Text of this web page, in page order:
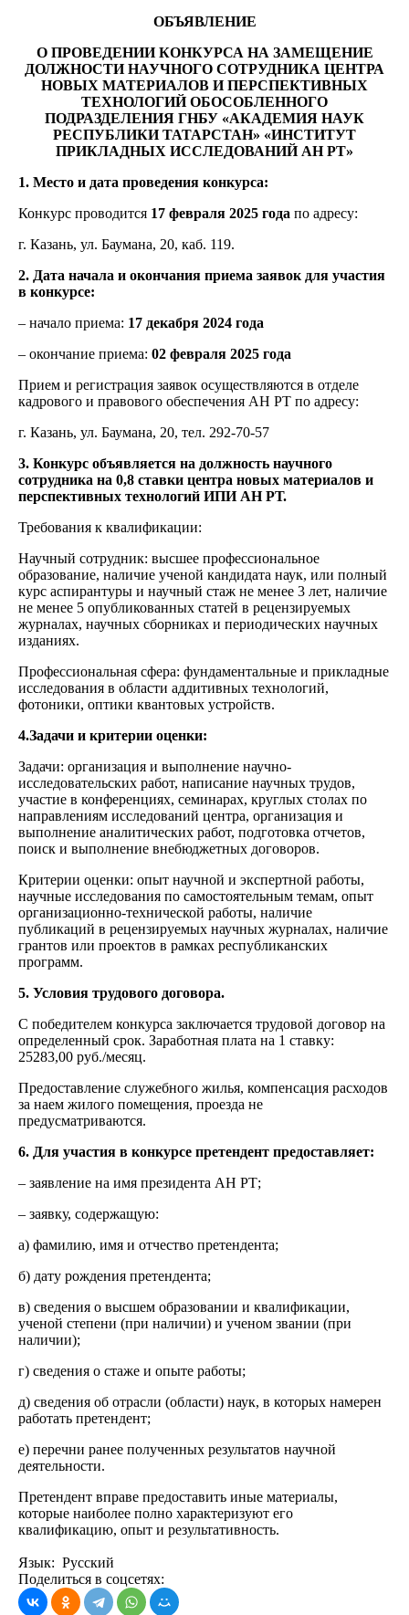
ОБЪЯВЛЕНИЕ
О ПРОВЕДЕНИИ КОНКУРСА НА ЗАМЕЩЕНИЕ
ДОЛЖНОСТИ НАУЧНОГО СОТРУДНИКА ЦЕНТРА
НОВЫХ МАТЕРИАЛОВ И ПЕРСПЕКТИВНЫХ
ТЕХНОЛОГИЙ ОБОСОБЛЕННОГО
ПОДРАЗДЕЛЕНИЯ ГНБУ «АКАДЕМИЯ НАУК
РЕСПУБЛИКИ ТАТАРСТАН» «ИНСТИТУТ
ПРИКЛАДНЫХ ИССЛЕДОВАНИЙ АН РТ»
1. Место и дата проведения конкурса:
Конкурс проводится 17 февраля 2025 года по адресу:
г. Казань, ул. Баумана, 20, каб. 119.
2. Дата начала и окончания приема заявок для участия
в конкурсе:
– начало приема: 17 декабря 2024 года
– окончание приема: 02 февраля 2025 года
Прием и регистрация заявок осуществляются в отделе
кадрового и правового обеспечения АН РТ по адресу:
г. Казань, ул. Баумана, 20, тел. 292-70-57
3. Конкурс объявляется на должность научного
сотрудника на 0,8 ставки центра новых материалов и
перспективных технологий ИПИ АН РТ.
Требования к квалификации:
Научный сотрудник: высшее профессиональное
образование, наличие ученой кандидата наук, или полный
курс аспирантуры и научный стаж не менее 3 лет, наличие
не менее 5 опубликованных статей в рецензируемых
журналах, научных сборниках и периодических научных
изданиях.
Профессиональная сфера: фундаментальные и прикладные
исследования в области аддитивных технологий,
фотоники, оптики квантовых устройств.
4.Задачи и критерии оценки:
Задачи: организация и выполнение научно-
исследовательских работ, написание научных трудов,
участие в конференциях, семинарах, круглых столах по
направлениям исследований центра, организация и
выполнение аналитических работ, подготовка отчетов,
поиск и выполнение внебюджетных договоров.
Критерии оценки: опыт научной и экспертной работы,
научные исследования по самостоятельным темам, опыт
организационно-технической работы, наличие
публикаций в рецензируемых научных журналах, наличие
грантов или проектов в рамках республиканских
программ.
5. Условия трудового договора.
С победителем конкурса заключается трудовой договор на
определенный срок. Заработная плата на 1 ставку:
25283,00 руб./месяц.
Предоставление служебного жилья, компенсация расходов
за наем жилого помещения, проезда не
предусматриваются.
6. Для участия в конкурсе претендент предоставляет:
– заявление на имя президента АН РТ;
– заявку, содержащую:
а) фамилию, имя и отчество претендента;
б) дату рождения претендента;
в) сведения о высшем образовании и квалификации,
ученой степени (при наличии) и ученом звании (при
наличии);
г) сведения о стаже и опыте работы;
д) сведения об отрасли (области) наук, в которых намерен
работать претендент;
е) перечни ранее полученных результатов научной
деятельности.
Претендент вправе предоставить иные материалы,
которые наиболее полно характеризуют его
квалификацию, опыт и результативность.
Язык: Русский
Поделиться в соцсетях: